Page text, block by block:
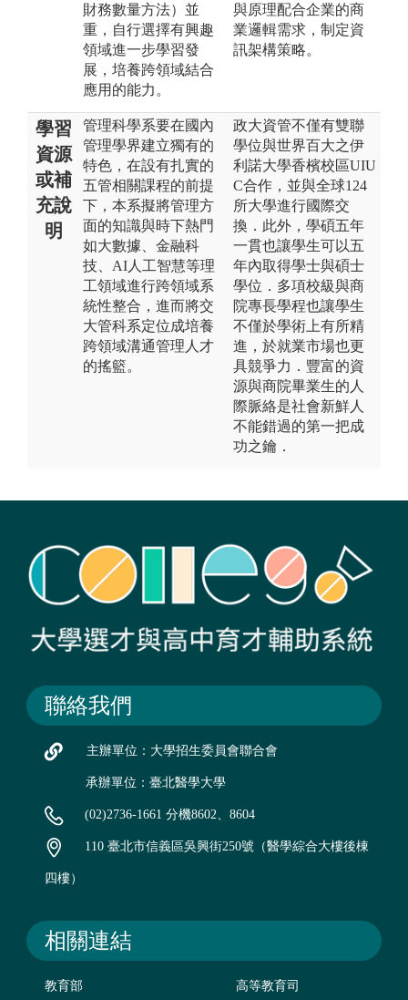
財務數量方法）並
重，自行選擇有興趣
領域進一步學習發
展，培養跨領域結合
應用的能力。
與原理配合企業的商
業邏輯需求，制定資
訊架構策略。
學習
資源
或補
充說
明
管理科學系要在國內
管理學界建立獨有的
特色，在設有扎實的
五管相關課程的前提
下，本系擬將管理方
面的知識與時下熱門
如大數據、金融科
技、AI人工智慧等理
工領域進行跨領域系
統性整合，進而將交
大管科系定位成培養
跨領域溝通管理人才
的搖籃。
政大資管不僅有雙聯
學位與世界百大之伊
利諾大學香檳校區UIU
C合作，並與全球124
所大學進行國際交
換．此外，學碩五年
一貫也讓學生可以五
年內取得學士與碩士
學位．多項校級與商
院專長學程也讓學生
不僅於學術上有所精
進，於就業市場也更
具競爭力．豐富的資
源與商院畢業生的人
際脈絡是社會新鮮人
不能錯過的第一把成
功之鑰．
聯絡我們
主辦單位：大學招生委員會聯合會
承辦單位：臺北醫學大學
(02)2736-1661 分機8602、8604
110 臺北市信義區吳興街250號（醫學綜合大樓後棟
四樓）
相關連結
教育部 高等教育司